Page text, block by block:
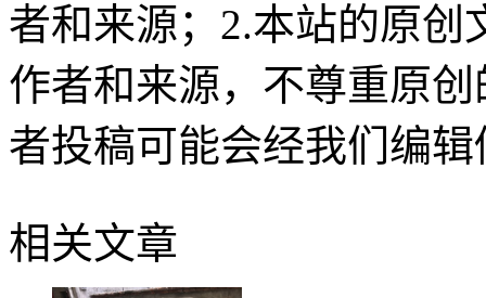
者和来源；2.本站的原
作者和来源，不尊重原
者投稿可能会经我们编
相关文章